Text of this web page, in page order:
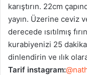
karıştırın. 22cm
yayın. Üzerine ceviz
derecede ısıtılmış
kurabiyenizi 25 dakika
dinlendirin ve ılık
Tarif instagram: